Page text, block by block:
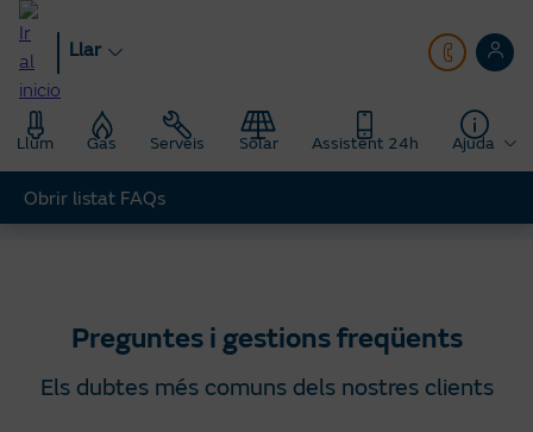
Anar
contingut
principal
Llar
Llum Gas Serveis Solar Assistent 24h Ajuda
Llar Ajuda Preguntes gestions freqüents
Preguntes i gestions freqüents
Els dubtes més comuns dels nostres clients
Obrir listat FAQs